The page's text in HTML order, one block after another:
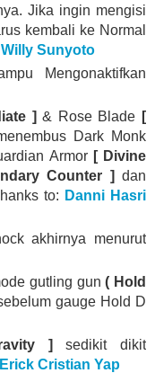
Jika ingin mengisi
kembali ke Normal
Willy Sunyoto
Mengonaktifkan
] & Rose Blade [
Dark Monk
Armor [ Divine
Counter ] dan
to: Danni Hasri
akhirnya menurut
gutling gun( Hold
gauge Hold D
] sedikit dikit
Erick Cristian Yap